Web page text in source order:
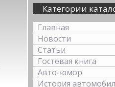
Категории
Главная
Новости
Статьи
Гостевая книга
Авто-юмор
История